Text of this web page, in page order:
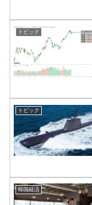
トピック
トピック
韓国経済